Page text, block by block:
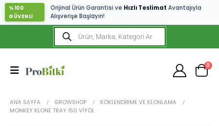
%100
GÜVENLİ
Orijinal Ürün Garantisi ve Hızlı Teslimat Avantajıyla
Alışverişe Başlayın!
0
ANA SAYFA GROWSHOP
KÖKLENDIRME VE KLONLAMA
MONKEY KLONE TRAY 150 VIYÖL